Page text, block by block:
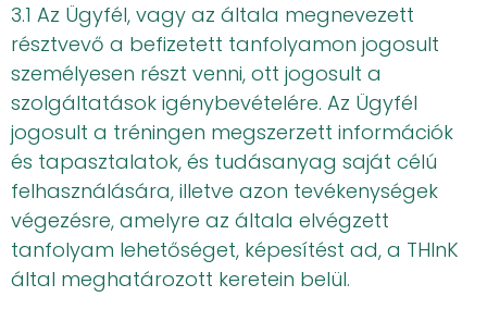
3.1 Az Ügyfél, vagy az általa megnevezett
résztvevő a befizetett tanfolyamon jogosult
személyesen részt venni, ott jogosult a
szolgáltatások igénybevételére. Az Ügyfél
jogosult a tréningen megszerzett információk
és tapasztalatok, és tudásanyag saját célú
felhasználására, illetve azon tevékenységek
végezésre, amelyre az általa elvégzett
tanfolyam lehetőséget, képesítést ad, a THInK
által meghatározott keretein belül.